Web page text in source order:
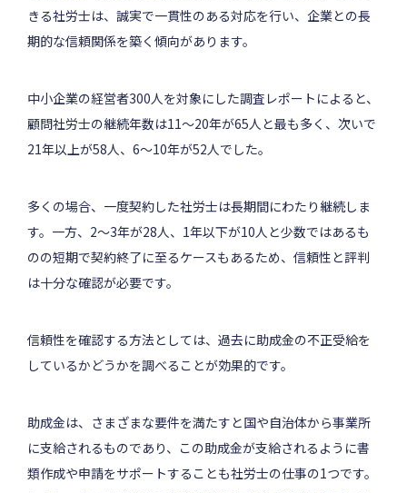
きる社労士は、誠実で一貫性のある対応を行い、企業との長
期的な信頼関係を築く傾向があります。
中小企業の経営者300人を対象にした調査レポートによると、
顧問社労士の継続年数は11～20年が65人と最も多く、次いで
21年以上が58人、6～10年が52人でした。
多くの場合、一度契約した社労士は長期間にわたり継続しま
す。一方、2～3年が28人、1年以下が10人と少数ではあるも
のの短期で契約終了に至るケースもあるため、信頼性と評判
は十分な確認が必要です。
信頼性を確認する方法としては、過去に助成金の不正受給を
しているかどうかを調べることが効果的です。
助成金は、さまざまな要件を満たすと国や自治体から事業所
に支給されるものであり、この助成金が支給されるように書
類作成や申請をサポートすることも社労士の仕事の1つです。